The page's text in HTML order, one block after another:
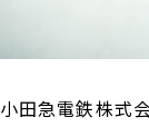
小田急電鉄株式